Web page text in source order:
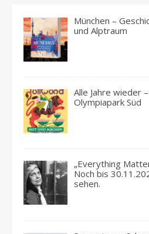
München –
und Alptraum
Alle Jahre wieder
Olympiapark Süd
„Everything
Noch bis
sehen.